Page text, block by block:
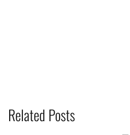
Related Posts